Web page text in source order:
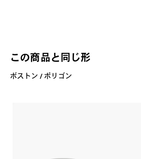
この商品と同じ形
ボストン / ポリゴン